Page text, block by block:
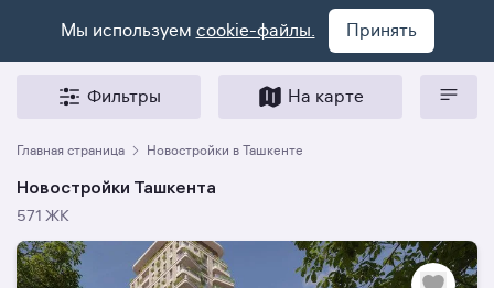
Мы используем cookie-файлы. Принять
Фильтры На карте
Главная страница Новостройки в Ташкенте
Новостройки Ташкента
571 ЖК